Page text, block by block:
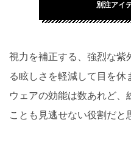
別注アイ
視力を補正する、強烈な紫
る眩しさを軽減して目を休
ウェアの効能は数あれど、
ことも見逃せない役割だと